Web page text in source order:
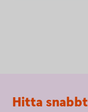
Sidfot
Hitta snabbt